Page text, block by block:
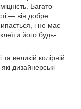
Багато
— він добре
і не має
його будь-
великій колірній
дизайнерські